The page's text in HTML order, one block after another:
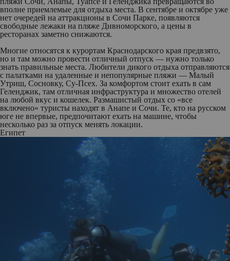
вполне приемлемые для отдыха места. В сентябре и октябре уже
нет очередей на аттракционы в Сочи Парке, появляются
свободные лежаки на пляже Дивноморского, а цены в
ресторанах заметно снижаются.
Многие относятся к курортам Краснодарского края предвзято,
но и там можно провести отличный отпуск — нужно только
знать правильные места. Любители дикого отдыха отправляются
с палатками на удаленные и непопулярные пляжи — Малый
Утриш, Сосновку, Су-Псех. За комфортом стоит ехать в сам
Геленджик, там отличная инфраструктура и множество отелей
на любой вкус и кошелек. Размашистый отдых со «все
включено» туристы находят в Анапе и Сочи. Те, кто на русском
юге не впервые, предпочитают ехать на машине, чтобы
несколько раз за отпуск менять локации.
Египет